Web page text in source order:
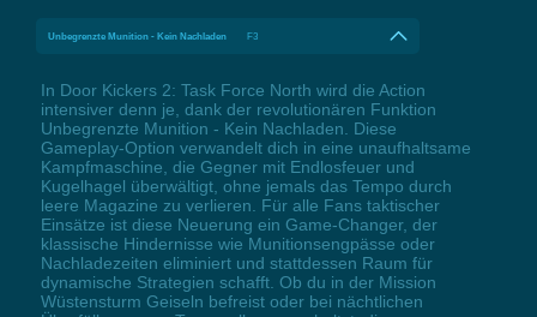
Unbegrenzte Munition - Kein Nachladen F3
In Door Kickers 2: Task Force North wird die Action
intensiver denn je, dank der revolutionären Funktion
Unbegrenzte Munition - Kein Nachladen. Diese
Gameplay-Option verwandelt dich in eine unaufhaltsame
Kampfmaschine, die Gegner mit Endlosfeuer und
Kugelhagel überwältigt, ohne jemals das Tempo durch
leere Magazine zu verlieren. Für alle Fans taktischer
Einsätze ist diese Neuerung ein Game-Changer, der
klassische Hindernisse wie Munitionsengpässe oder
Nachladezeiten eliminiert und stattdessen Raum für
dynamische Strategien schafft. Ob du in der Mission
Wüstensturm Geiseln befreist oder bei nächtlichen